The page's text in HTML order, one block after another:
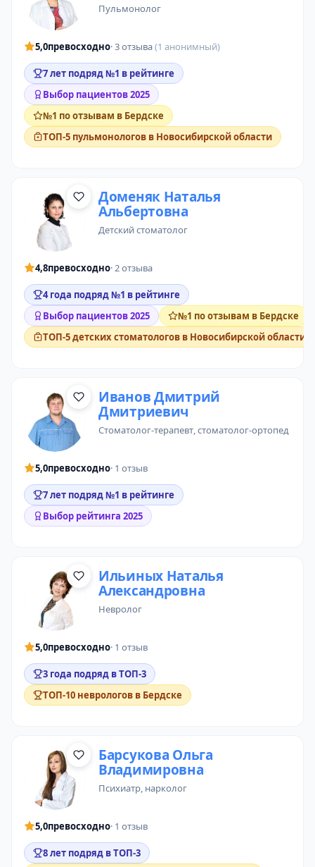
пульмонолог
5,0превосходно· 3 отзыва(1 анонимный)
7 лет подряд №1 в рейтинге
Выбор пациентов 2025
№1 по отзывам в Бердске
ТОП-5 пульмонологов в Новосибирской области
Доменяк Наталья
Альбертовна
детский стоматолог
4,8превосходно· 2 отзыва
4 года подряд №1 в рейтинге
Выбор пациентов 2025
№1 по отзывам в Бердске
ТОП-5 детских стоматологов в Новосибирской области
Иванов Дмитрий
Дмитриевич
стоматолог-терапевт,стоматолог-ортопед
5,0превосходно· 1 отзыв
7 лет подряд №1 в рейтинге
Выбор рейтинга 2025
Ильиных Наталья
Александровна
невролог
5,0превосходно· 1 отзыв
3 года подряд в ТОП-3
ТОП-10 неврологов в Бердске
Барсукова Ольга
Владимировна
психиатр, нарколог
5,0превосходно· 1 отзыв
8 лет подряд в ТОП-3